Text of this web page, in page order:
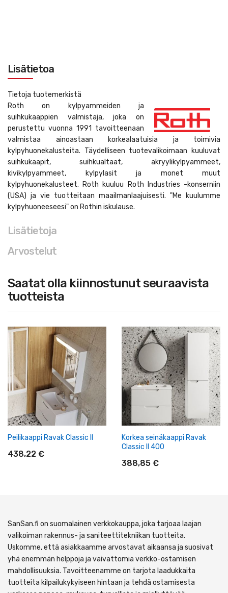
Lisätietoa
Tietoja tuotemerkistä
Roth on kylpyammeiden ja
suihkukaappien valmistaja, joka on
perustettu vuonna 1991 tavoitteenaan
valmistaa ainoastaan korkealaatuisia ja toimivia
kylpyhuonekalusteita. Täydelliseen tuotevalikoimaan kuuluvat
suihkukaapit, suihkualtaat, akryylikylpyammeet,
kivikylpyammeet, kylpylasit ja monet muut
kylpyhuonekalusteet. Roth kuuluu Roth Industries -konserniin
(USA) ja vie tuotteitaan maailmanlaajuisesti. "Me kuulumme
kylpyhuoneeseesi" on Rothin iskulause.
Lisätietoja
Arvostelut
Saatat olla kiinnostunut seuraavista
tuotteista
Peilikaappi Ravak Classic II
438,22 €
Korkea seinäkaappi Ravak
Classic II 400
388,85 €
SanSan.fi on suomalainen verkkokauppa, joka tarjoaa laajan
valikoiman rakennus- ja saniteettitekniikan tuotteita.
Uskomme, että asiakkaamme arvostavat aikaansa ja suosivat
yhä enemmän helppoja ja vaivattomia verkko-ostamisen
mahdollisuuksia. Tavoitteenamme on tarjota laadukkaita
tuotteita kilpailukykyiseen hintaan ja tehdä ostamisesta